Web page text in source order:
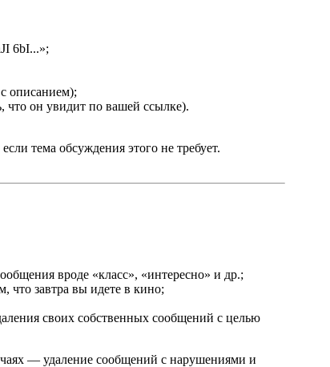
6bI...»;
описанием);
что он увидит по вашей ссылке).
тема обсуждения этого не требует.
вроде «класс», «интересно» и др.;
что завтра вы идете в кино;
своих собственных сообщений с целью
— удаление сообщений с нарушениями и